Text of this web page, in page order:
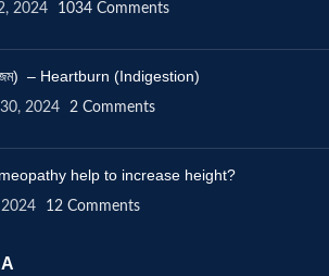
2024 1034 Comments
– Heartburn (Indigestion)
2024 2 Comments
help to increase height?
12 Comments